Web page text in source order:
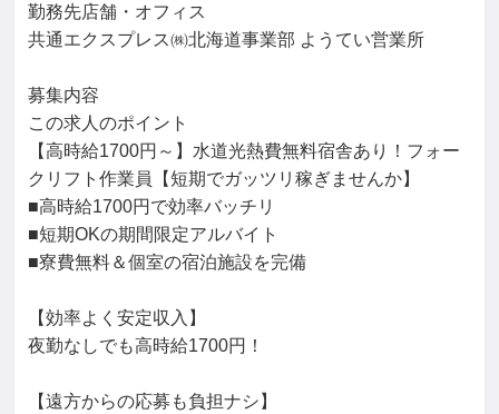
勤務先店舗・オフィス
共通エクスプレス㈱北海道事業部 ようてい営業所
募集内容
この求人のポイント
【高時給1700円～】水道光熱費無料宿舎あり！フォー
クリフト作業員【短期でガッツリ稼ぎませんか】
■高時給1700円で効率バッチリ
■短期OKの期間限定アルバイト
■寮費無料＆個室の宿泊施設を完備
【効率よく安定収入】
夜勤なしでも高時給1700円！
【遠方からの応募も負担ナシ】